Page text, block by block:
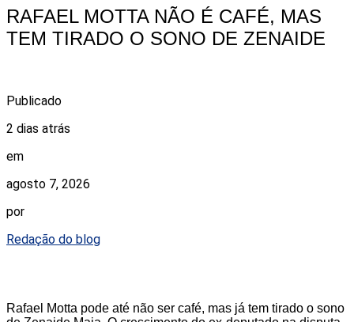
RAFAEL MOTTA NÃO É CAFÉ, MAS
TEM TIRADO O SONO DE ZENAIDE
Publicado
2 dias atrás
em
agosto 7, 2026
por
Redação do blog
Rafael Motta pode até não ser café, mas já tem tirado o sono